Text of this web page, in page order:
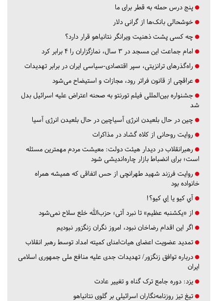
پنج درس‌ حمله به قطر برای ما
خوشحالی بانک‌ها از گرانی دلار
چه کسی پشت ذهنیت ویرانگر نتانیاهو قرار دارد؟
امام جماعت این مسجد در ۳ سال، نمازگزاران را ۴ برابر کرد
راه‌گذرهای ترانزیتی، سپر اقتصادی-سیاسی ایران در برابر تهدیدات
عراقچی از قانون فراتر رود، مجازات و استیضاح می‌شود
جشنواره بین‌المللی فیلم تورنتو به صحنه اعتراض علیه اسرائیل بدل
شد
چین در حال بلعیدن انرژی آسیاچین در حال بلعیدن انرژی آسیا
روایت روحانی از کلاه گشاد در مذاکرات
رهبرانقلاب در دیدار هیئت دولت: معیشت مردم مهمترین مسئله
است؛ برای انضباط بازار چاره‌اندیشی شود
روایت فرزند شهید طهرانچی از حس اتفاقی که همیشه همراه
خانواده بود
آي كيو يا اِي كيو؟!
از «یکشنبه عظیم» تا نبرد آتی؛ حزب‌الله خلع سلاح نمی‌شود
اگر این اقدام رضاخان نبود، امروز نگران زنگزور نبودیم
تمدید عضویت اعضای هیات‌امنای کمیته امداد توسط رهبر انقلاب
درباره توافق زنگزور/ تهدیدات جدی علیه منافع ملی جمهوری اسلامی
ایران
یزد: دوره جامع ترک گناه و تغییر عادت
تیغ تیز روزنامه‌نگاران اسرائیلی بر گلوی نتانیاهو